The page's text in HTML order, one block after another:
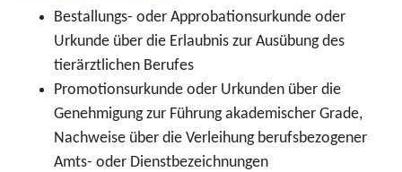
Bestallungs- oder Approbationsurkunde oder
Urkunde über die Erlaubnis zur Ausübung des
tierärztlichen Berufes
Promotionsurkunde oder Urkunden über die
Genehmigung zur Führung akademischer Grade,
Nachweise über die Verleihung berufsbezogener
Amts- oder Dienstbezeichnungen